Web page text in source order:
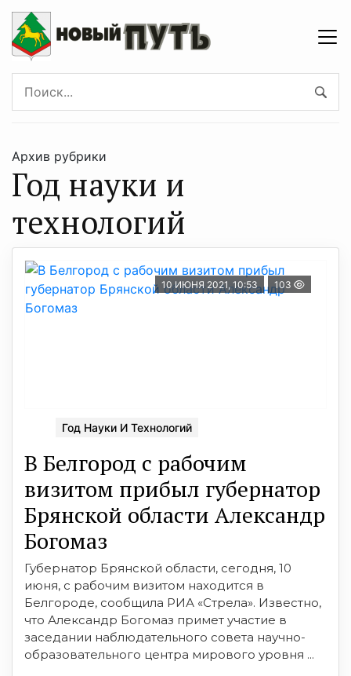
Архив рубрики
Год науки и
технологий
10 ИЮНЯ 2021, 10:53 103
Год Науки И Технологий
В Белгород с рабочим
визитом прибыл губернатор
Брянской области Александр
Богомаз
Губернатор Брянской области, сегодня, 10
июня, с рабочим визитом находится в
Белгороде, сообщила РИА «Стрела». Известно,
что Александр Богомаз примет участие в
заседании наблюдательного совета научно-
образовательного центра мирового уровня ...